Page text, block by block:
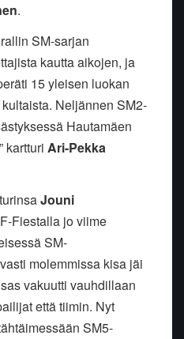
.
SM-sarjan
kautta aikojen, ja
15 yleisen luokan
Neljännen SM2-
Hautamäen
kartturi Ari-Pekka
Jouni
Fiestalla jo viime
SM-
molemmissa kisa jäi
vakuutti vauhdillaan
että tiimin. Nyt
SM5-